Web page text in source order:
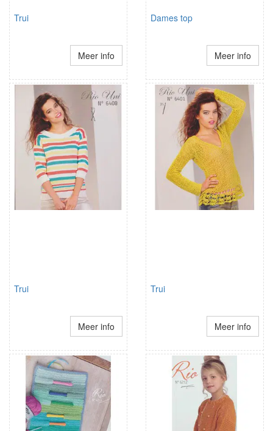
Trui
Meer info
Dames top
Meer info
Trui
Meer info
Trui
Meer info